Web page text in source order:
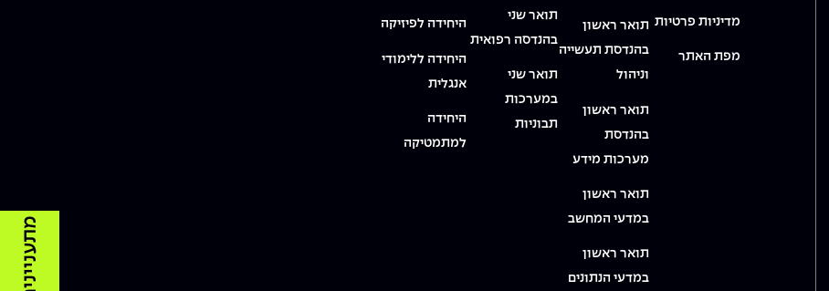
מדיניות פרטיות
מפת האתר
תואר ראשון
בהנדסת תעשייה
וניהול
תואר ראשון
בהנדסת
מערכות מידע
תואר ראשון
במדעי המחשב
תואר ראשון
במדעי הנתונים
תואר שני
בהנדסה רפואית
תואר שני
במערכות
תבוניות
היחידה לפיזיקה
היחידה ללימודי
אנגלית
היחידה
למתמטיקה